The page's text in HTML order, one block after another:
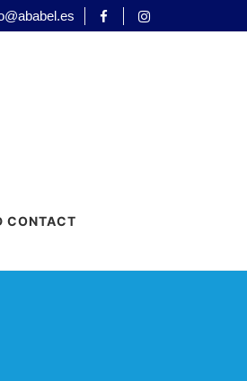
CONTACT